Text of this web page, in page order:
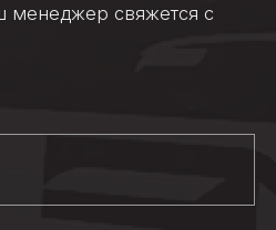
менеджер свяжется с